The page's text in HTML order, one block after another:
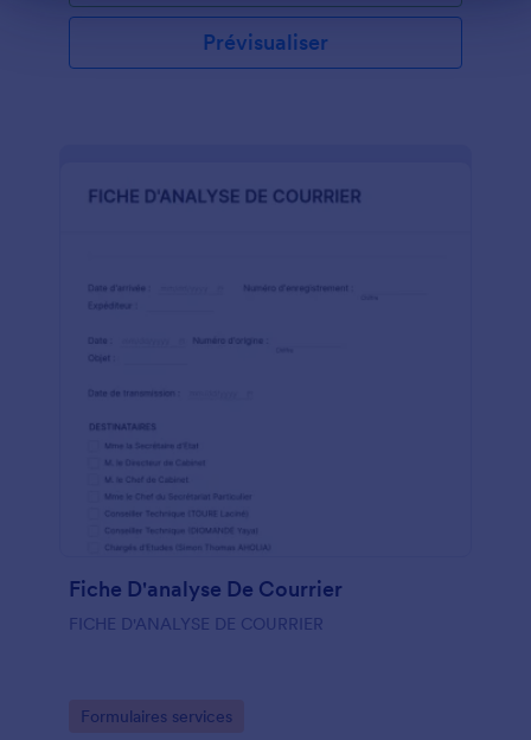
Prévisualiser
Fiche D'analyse De Courrier
FICHE D'ANALYSE DE COURRIER
Go to Category:
Formulaires services